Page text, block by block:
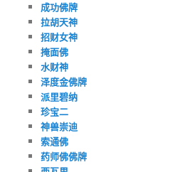
成功佛牌
拉胡天神
招财女神
掩面佛
水财神
泽度金佛牌
派里碧纳
珍宝二
神兽崇迪
索通佛
药师佛佛牌